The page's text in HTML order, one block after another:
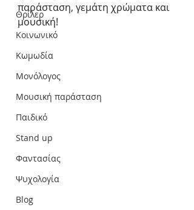
Θρίλερ
Κοινωνικό
Κωμωδία
Μονόλογος
Μουσική παράσταση
Παιδικό
Stand up
Φαντασίας
Ψυχολογία
Blog
παράσταση, γεμάτη χρώματα και
μουσική!